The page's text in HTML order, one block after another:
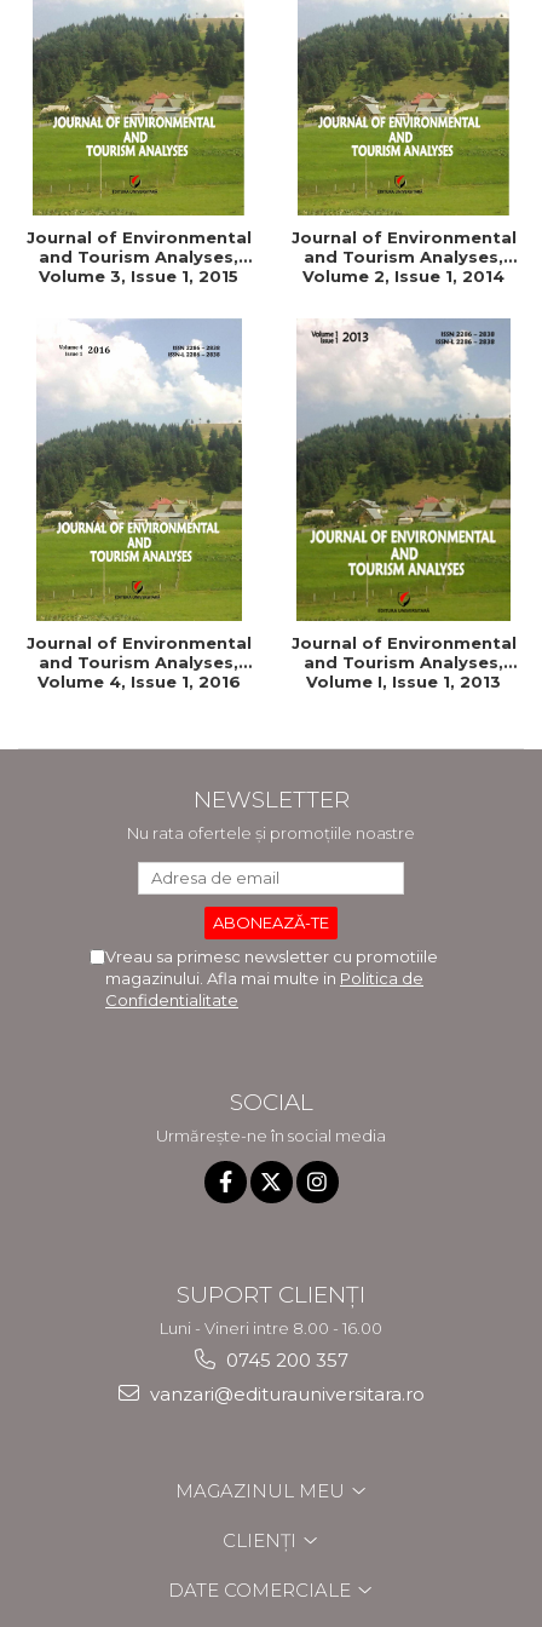
ADMINISTRATIVE
ȘTIINȚE ECONOMICE
ȘTIINȚE EXACTE
EDUCAȚIE FIZICĂ ȘI SPORT
PREUNIVERSITARIA
TIMP LIBER
ÎN CURS DE APARIȚIE
NOUTĂȚI
PACHETE DE STUDIU
PROMOȚIILE LUNII
ULTIMELE EXEMPLARE
Cum Cumpăr
Livrare
Politica de Retur
Formular de Retur
Distribuitori
Journal of Environmental
and Tourism Analyses,
Volume 3, Issue 1, 2015
Journal of Environmental
and Tourism Analyses,
Volume 2, Issue 1, 2014
Journal of Environmental
and Tourism Analyses,
Volume 4, Issue 1, 2016
Journal of Environmental
and Tourism Analyses,
Volume I, Issue 1, 2013
NEWSLETTER
Nu rata ofertele și promoțiile noastre
Vreau sa primesc newsletter cu promotiile
magazinului. Afla mai multe in Politica de
Confidentialitate
SOCIAL
Urmărește-ne în social media
SUPORT CLIENȚI
Luni - Vineri intre 8.00 - 16.00
0745 200 357
vanzari@editurauniversitara.ro
MAGAZINUL MEU
CLIENȚI
DATE COMERCIALE